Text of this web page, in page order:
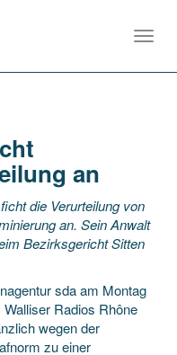
an
die Verurteilung von
an. Sein Anwalt
Bezirksgericht Sitten
sda am Montag
Radios Rhône
wegen der
zu einer